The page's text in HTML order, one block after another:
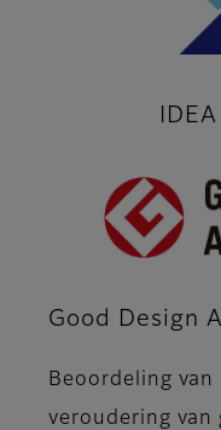
Good Design
Beoordeling
veroudering van